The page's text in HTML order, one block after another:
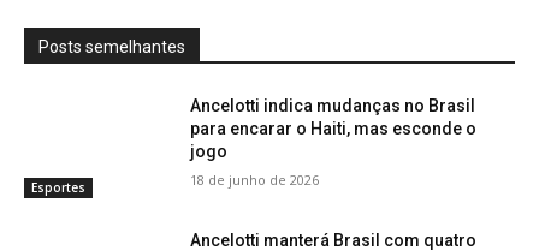
Posts semelhantes
Esportes
Ancelotti indica mudanças no Brasil
para encarar o Haiti, mas esconde o
jogo
18 de junho de 2026
Ancelotti manterá Brasil com quatro